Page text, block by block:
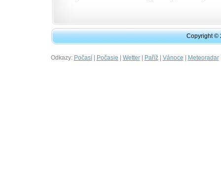
Copyright ©
Odkazy: Počasí| Počasie | Wetter| Paříž| Vánoce | Meteoradar